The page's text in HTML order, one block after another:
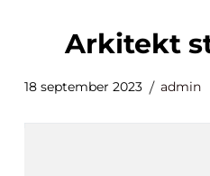
arkitekt
18 september 2023 admin